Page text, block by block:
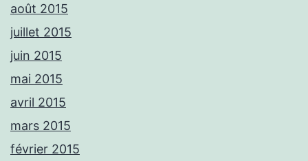
août 2015
juillet 2015
juin 2015
mai 2015
avril 2015
mars 2015
février 2015